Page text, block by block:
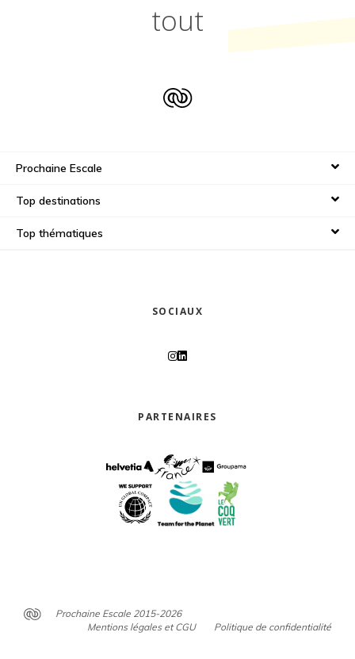
tout
Prochaine Escale
Top destinations
Top thématiques
SOCIAUX
PARTENAIRES
Prochaine Escale 2015-2026
Mentions légales et CGU
Politique de confidentialité